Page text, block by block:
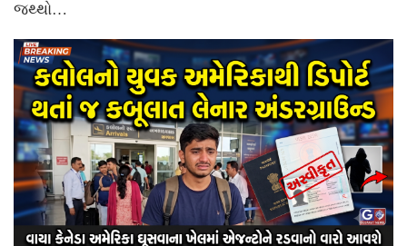
જથ્થો…